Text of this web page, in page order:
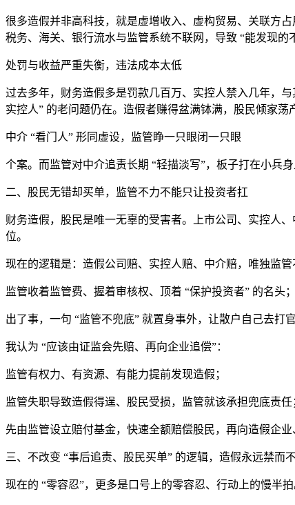
很多造假并非高科技，就是虚增收入、虚构贸易、关联方
税务、海关、银行流水与监管系统不联网，导致 “能发现的
处罚与收益严重失衡，违法成本太低
过去多年，财务造假多是罚款几百万、实控人禁入几年，
实控人” 的老问题仍在。造假者赚得盆满钵满，股民倾家荡
中介 “看门人” 形同虚设，监管睁一只眼闭一只眼
个案。而监管对中介追责长期 “轻描淡写”，板子打在小兵
二、股民无错却买单，监管不力不能只让投资者扛
财务造假，股民是唯一无辜的受害者。上市公司、实控人
位。
现在的逻辑是：造假公司赔、实控人赔、中介赔，唯独监管
监管收着监管费、握着审核权、顶着 “保护投资者” 的名头；
出了事，一句 “监管不兜底” 就置身事外，让散户自己去打
我认为 “应该由证监会先赔、再向企业追偿”：
监管有权力、有资源、有能力提前发现造假；
监管失职导致造假得逞、股民受损，监管就该承担兜底责任
先由监管设立赔付基金，快速全额赔偿股民，再向造假企
三、不改变 “事后追责、股民买单” 的逻辑，造假永远禁而
现在的 “零容忍”，更多是口号上的零容忍、行动上的慢半